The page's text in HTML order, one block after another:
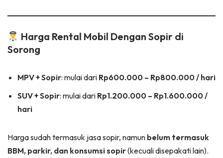
Harga Rental Mobil Dengan Sopir di
Sorong
MPV + Sopir: mulai dari Rp600.000 – Rp800.000 / hari
SUV + Sopir: mulai dari Rp1.200.000 – Rp1.600.000 /
hari
Harga sudah termasuk jasa sopir, namun belum termasuk
BBM, parkir, dan konsumsi sopir(kecuali disepakati lain).